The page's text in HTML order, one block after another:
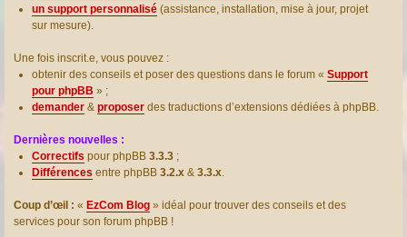
un support personnalisé (assistance, installation, mise à jour, projet
sur mesure).
Une fois inscrit.e, vous pouvez :
obtenir des conseils et poser des questions dans le forum « Support
pour phpBB » ;
demander & proposer des traductions d’extensions dédiées à phpBB.
Dernières nouvelles :
Correctifs pour phpBB 3.3.3 ;
Différences entre phpBB 3.2.x & 3.3.x.
Coup d’œil : « EzCom Blog » idéal pour trouver des conseils et des
services pour son forum phpBB !